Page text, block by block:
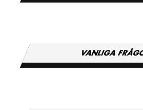
VANLIGA